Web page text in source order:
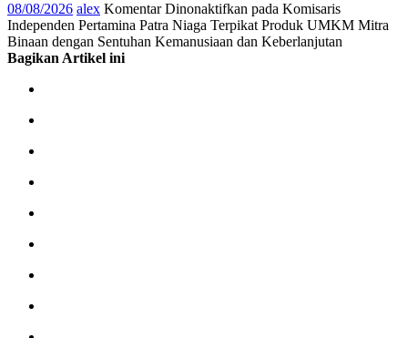
08/08/2026 alex Komentar Dinonaktifkan pada Komisaris
Independen Pertamina Patra Niaga Terpikat Produk UMKM Mitra
Binaan dengan Sentuhan Kemanusiaan dan Keberlanjutan
Bagikan Artikel ini